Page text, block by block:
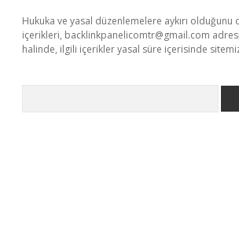
Hukuka ve yasal düzenlemelere aykırı olduğunu
içerikleri, backlinkpanelicomtr@gmail.com
halinde, ilgili içerikler yasal süre içerisinde